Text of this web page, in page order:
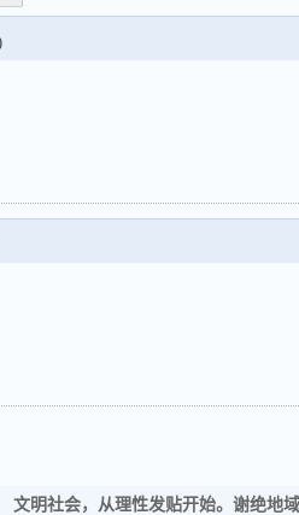
文明社会，从理性发贴开始。谢绝地